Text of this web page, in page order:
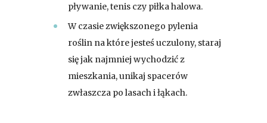
pływanie, tenis czy piłka halowa.
W czasie zwiększonego pylenia
roślin na które jesteś uczulony, staraj
się jak najmniej wychodzić z
mieszkania, unikaj spacerów
zwłaszcza po lasach i łąkach.